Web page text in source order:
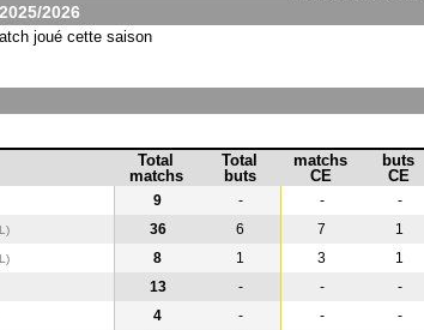
2025/2026
joué cette saison
Total
matchs
Total
buts
matchs
CE
buts
CE
9 - -
-
) 36 6 7
1
) 8 1 3
1
13 - -
-
4 - -
-